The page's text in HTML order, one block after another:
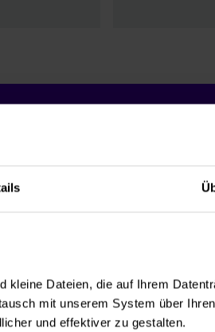
Dateien, die auf Ihrem
mit unserem System über
und effektiver zu gestalten.